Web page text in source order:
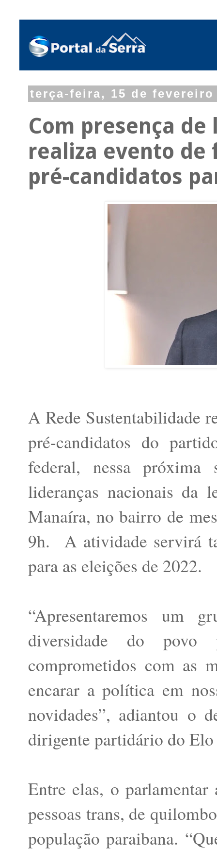
terça-feira, 15 de fevereiro
Com presença
realiza evento de
pré-candidatos
A Rede Sustentabilidade
pré-candidatos do
federal, nessa
lideranças nacionais da
Manaíra, no bairro de
9h. A atividade servirá
para as eleições de 2022.
“Apresentaremos um
diversidade do
comprometidos com as
encarar a política em
novidades”, adiantou o
dirigente partidário do
Entre elas, o parlamentar
pessoas trans, de
população paraibana.